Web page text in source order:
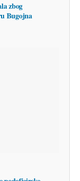
zbog
Bugojna